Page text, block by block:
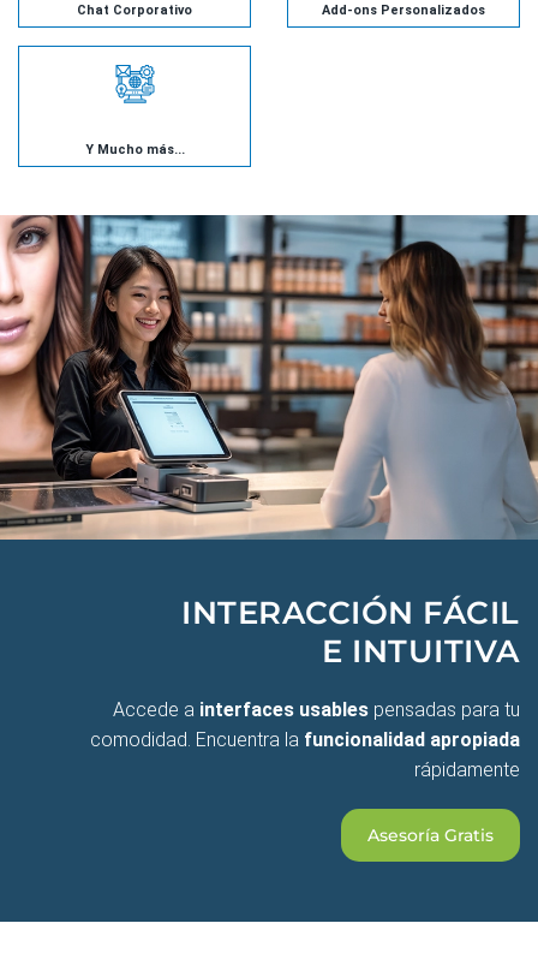
Chat Corporativo Add-ons Personalizados
Y Mucho más...
INTERACCIÓN FÁCIL
E INTUITIVA
Accede a interfaces usables pensadas para tu
comodidad. Encuentra la funcionalidad apropiada
rápidamente
Asesoría Gratis